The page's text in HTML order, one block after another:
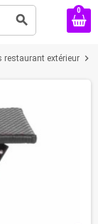
search
0
restaurant extérieur chevron_right